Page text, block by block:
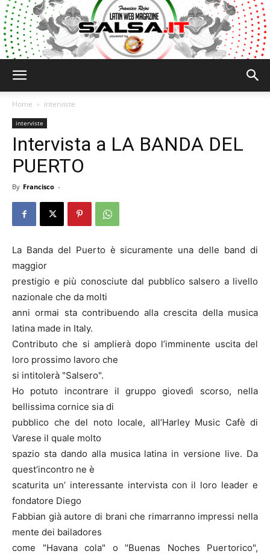
Home interviste
interviste
Intervista a LA BANDA DEL
PUERTO
By Francisco -
La Banda del Puerto è sicuramente una delle band di
maggior
prestigio e più conosciute dal pubblico salsero a livello
nazionale che da molti
anni ormai sta contribuendo alla crescita della musica
latina made in Italy.
Contributo che si amplierà dopo l’imminente uscita del
loro prossimo lavoro che
si intitolerà "Salsero".
Ho potuto incontrare il gruppo giovedì scorso, nella
bellissima cornice sia di
pubblico che del noto locale, all’Harley Music Cafè di
Varese il quale molto
spazio sta dando alla musica latina in versione live. Da
quest’incontro ne è
scaturita un’ interessante intervista con il loro leader e
fondatore Diego
Fabbian già autore di brani che rimarranno impressi nella
mente dei bailadores
come "Havana cola" o "Buenas Noches Puertorico",